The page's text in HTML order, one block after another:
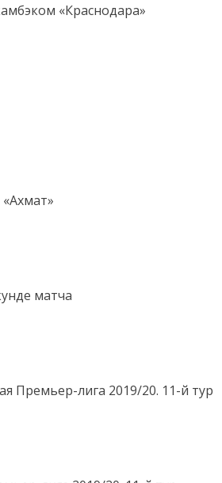
«Краснодара»
матча
Премьер-лига 2019/20. 11-й тур